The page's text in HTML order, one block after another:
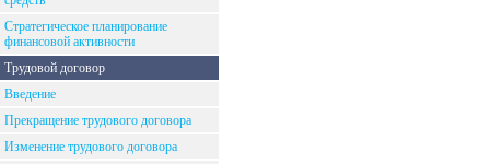
Стратегическое планирование
финансовой активности
Трудовой договор
Введение
Прекращение трудового договора
Изменение трудового договора